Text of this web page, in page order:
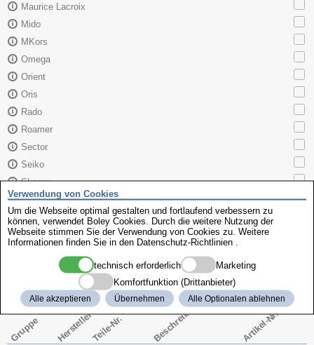
Maurice Lacroix
Mido
MKors
Omega
Orient
Oris
Rado
Roamer
Sector
Seiko
Skagen
TAG Heuer
Tissot
Zenith
Citizen 4-S22229
Gruppe HerstellerTeile-Nr. Beschreibung Artikel-Nr.
Verwendung von Cookies
Um die Webseite optimal gestalten und fortlaufend verbessern zu
können, verwendet Boley Cookies. Durch die weitere Nutzung der
Webseite stimmen Sie der Verwendung von Cookies zu. Weitere
Informationen finden Sie in den Datenschutz-Richtlinien
technisch erforderlich
Marketing
Komfortfunktion (Drittanbieter)
Alle akzeptieren Übernehmen Alle Optionalen ablehnen